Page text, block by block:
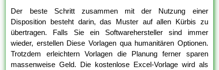
Der beste Schritt zusammen mit der Nutzung einer
Disposition besteht darin, das Muster auf allen Kürbis zu
übertragen. Falls Sie ein Softwarehersteller sind immer
wieder, erstellen Diese Vorlagen qua humanitären Optionen.
Trotzdem erleichtern Vorlagen die Planung ferner sparen
massenweise Geld. Die kostenlose Excel-Vorlage wird als